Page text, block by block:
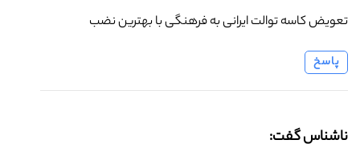
تعویض کاسه توالت ایرانی به فرهنگی با بهترین نضب
پاسخ
ناشناس گفت: